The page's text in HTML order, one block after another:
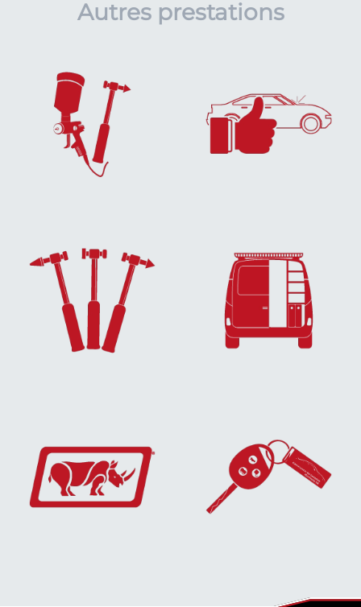
Autres prestations
EN SAVOIR
PLUS...
EN SAVOIR
EN SAVOIR
PLUS...
PLUS...
EN SAVOIR
PLUS...